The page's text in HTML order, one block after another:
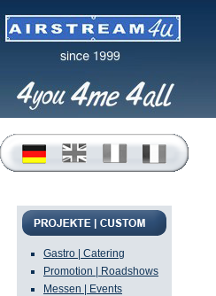
Gastro | Catering
Promotion | Roadshows
Messen | Events